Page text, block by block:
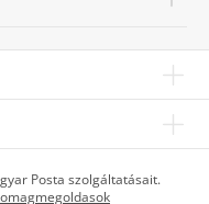
Posta szolgáltatásait.